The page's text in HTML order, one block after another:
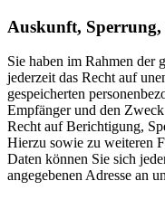
Auskunft,
Sie haben im Rahmen der
jederzeit das Recht auf
gespeicherten
Empfänger und den
Recht auf Berichtigung,
Hierzu sowie zu weiteren
Daten können Sie sich
angegebenen Adresse an